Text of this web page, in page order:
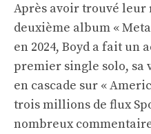
Après avoir trouvé leur
deuxième album «
en 2024, Boyd a fait un
premier single solo, sa
en cascade sur «
trois millions de flux
nombreux